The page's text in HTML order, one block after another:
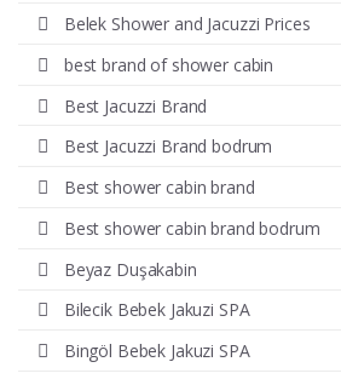
Belek Shower and Jacuzzi Prices
best brand of shower cabin
Best Jacuzzi Brand
Best Jacuzzi Brand bodrum
Best shower cabin brand
Best shower cabin brand bodrum
Beyaz Duşakabin
Bilecik Bebek Jakuzi SPA
Bingöl Bebek Jakuzi SPA